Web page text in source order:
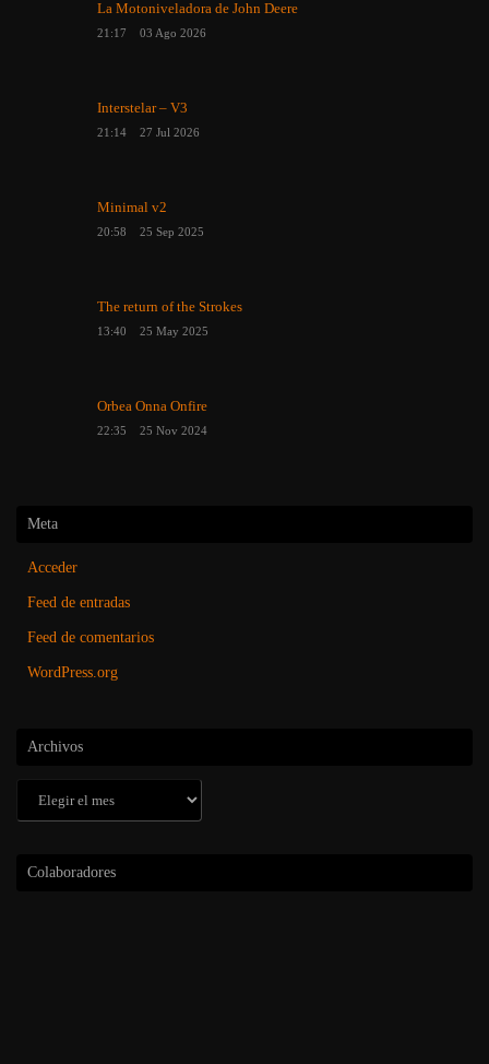
La Motoniveladora de John Deere
21:17 03 Ago 2026
Interstelar – V3
21:14 27 Jul 2026
Minimal v2
20:58 25 Sep 2025
The return of the Strokes
13:40 25 May 2025
Orbea Onna Onfire
22:35 25 Nov 2024
Meta
Acceder
Feed de entradas
Feed de comentarios
WordPress.org
Archivos
Colaboradores